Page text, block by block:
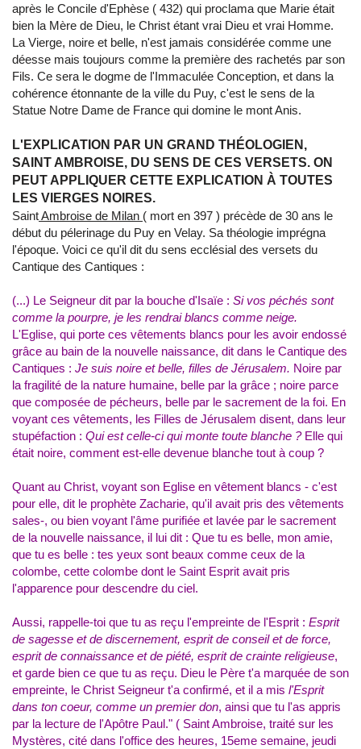
après le Concile d'Ephèse ( 432) qui proclama que Marie était
bien la Mère de Dieu, le Christ étant vrai Dieu et vrai Homme.
La Vierge, noire et belle, n'est jamais considérée comme une
déesse mais toujours comme la première des rachetés par son
Fils. Ce sera le dogme de l'Immaculée Conception, et dans la
cohérence étonnante de la ville du Puy, c'est le sens de la
Statue Notre Dame de France qui domine le mont Anis.
L'EXPLICATION PAR UN GRAND THÉOLOGIEN,
SAINT AMBROISE, DU SENS DE CES VERSETS. ON
PEUT APPLIQUER CETTE EXPLICATION À TOUTES
LES VIERGES NOIRES.
SaintAmbroise de Milan ( mort en 397 ) précède de 30 ans le
début du pélerinage du Puy en Velay. Sa théologie imprégna
l'époque. Voici ce qu'il dit du sens ecclésial des versets du
Cantique des Cantiques :
(...) Le Seigneur dit par la bouche d'Isaïe : Si vos péchés sont
comme la pourpre, je les rendrai blancs comme neige.
L'Eglise, qui porte ces vêtements blancs pour les avoir endossé
grâce au bain de la nouvelle naissance, dit dans le Cantique des
Cantiques : Je suis noire et belle, filles de Jérusalem. Noire par
la fragilité de la nature humaine, belle par la grâce ; noire parce
que composée de pécheurs, belle par le sacrement de la foi. En
voyant ces vêtements, les Filles de Jérusalem disent, dans leur
stupéfaction : Qui est celle-ci qui monte toute blanche ? Elle qui
était noire, comment est-elle devenue blanche tout à coup ?
Quant au Christ, voyant son Eglise en vêtement blancs - c'est
pour elle, dit le prophète Zacharie, qu'il avait pris des vêtements
sales-, ou bien voyant l'âme purifiée et lavée par le sacrement
de la nouvelle naissance, il lui dit : Que tu es belle, mon amie,
que tu es belle : tes yeux sont beaux comme ceux de la
colombe, cette colombe dont le Saint Esprit avait pris
l'apparence pour descendre du ciel.
Aussi, rappelle-toi que tu as reçu l'empreinte de l'Esprit : Esprit
de sagesse et de discernement, esprit de conseil et de force,
esprit de connaissance et de piété, esprit de crainte religieuse,
et garde bien ce que tu as reçu. Dieu le Père t'a marquée de son
empreinte, le Christ Seigneur t'a confirmé, et il a mis l'Esprit
dans ton coeur, comme un premier don, ainsi que tu l'as appris
par la lecture de l'Apôtre Paul." ( Saint Ambroise, traité sur les
Mystères, cité dans l'office des heures, 15eme semaine, jeudi